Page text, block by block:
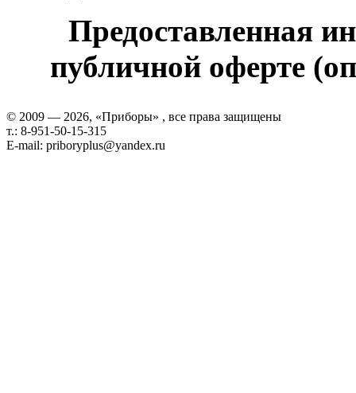
Предоставленная
публичной оферте
© 2009 — 2026, «Приборы» , все права защищены
т.: 8-951-50-15-315
E-mail: priboryplus@yandex.ru